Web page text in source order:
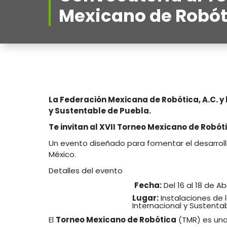
Mexicano de
La Federación Mexicana de Robótica,
y Sustentable de Puebla.
Te invitan al XVII Torneo Mexicano de
Un evento diseñado para fomentar el
México.
Detalles del evento
Fecha:Del 16 al 18 de
Lugar:Instalaciones de
Internacional y
El Torneo Mexicano de Robótica (TMR) es